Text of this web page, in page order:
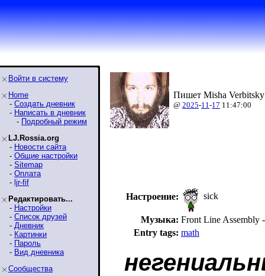
Войти в систему
Home
- Создать дневник
- Написать в дневник
- Подробный режим
LJ.Rossia.org
- Новости сайта
- Общие настройки
- Sitemap
- Оплата
- ljr-fif
Редактировать...
- Настройки
- Список друзей
- Дневник
- Картинки
- Пароль
- Вид дневника
Сообщества
Пишет Misha
@ 2025-11-17 11:47:00
Настроение: sick
Музыка: Front Line
Entry tags: math